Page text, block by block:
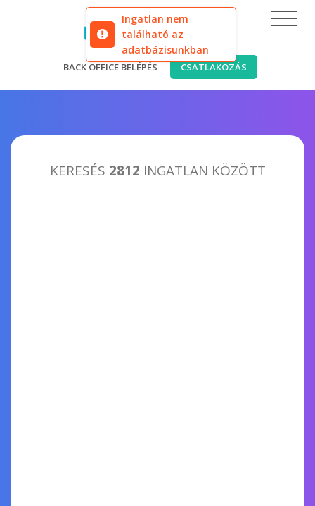
Ingatlan nem
található az
adatbázisunkban
BACK OFFICE BELÉPÉS CSATLAKOZÁS
KERESÉS 2812 INGATLAN KÖZÖTT